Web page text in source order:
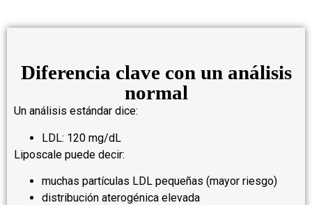
Diferencia clave con un análisis
normal
Un análisis estándar dice:
LDL: 120 mg/dL
Liposcale puede decir:
muchas partículas LDL pequeñas (mayor riesgo)
distribución aterogénica elevada